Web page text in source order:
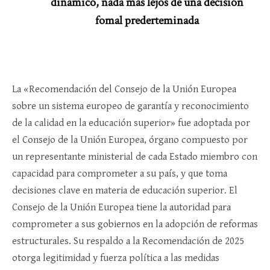
fomal prederteminada
La «Recomendación del Consejo de la Unión Europea
sobre un sistema europeo de garantía y reconocimiento
de la calidad en la educación superior» fue adoptada por
el Consejo de la Unión Europea, órgano compuesto por
un representante ministerial de cada Estado miembro con
capacidad para comprometer a su país, y que toma
decisiones clave en materia de educación superior. El
Consejo de la Unión Europea tiene la autoridad para
comprometer a sus gobiernos en la adopción de reformas
estructurales. Su respaldo a la Recomendación de 2025
otorga legitimidad y fuerza política a las medidas